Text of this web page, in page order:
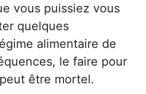
vous puissiez vous
quelques
alimentaire de
le faire pour
être mortel.